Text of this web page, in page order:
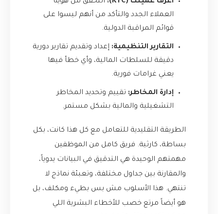
اعرف عميلك (KYC):
التحقق من هوية
العملاء الجدد والتأكد من أنهم ليسوا على
قوائم المراقبة الدولية.
التقارير التنظيمية: إعداد وتقديم تقارير دورية
دقيقة للسلطات المالية، وأي خطأ فيها
يعني غرامات فورية.
إدارة المخاطر: تقييم وتحديد المخاطر
التشغيلية والمالية بشكل مستمر.
الطريقة التقليدية للتعامل مع كل هذا كانت، بكل
بساطة، كارثية. فريق كامل من الموظفين
مهمتهم الوحيدة هي التدقيق في البيانات يدوياً،
والمقارنة بين جداول مختلفة، وتعبئة نماذج لا
تنتهي. هذا الأسلوب مش بس بطيء ومكلف، بل
هو أيضاً مرتع خصب للأخطاء البشرية اللي